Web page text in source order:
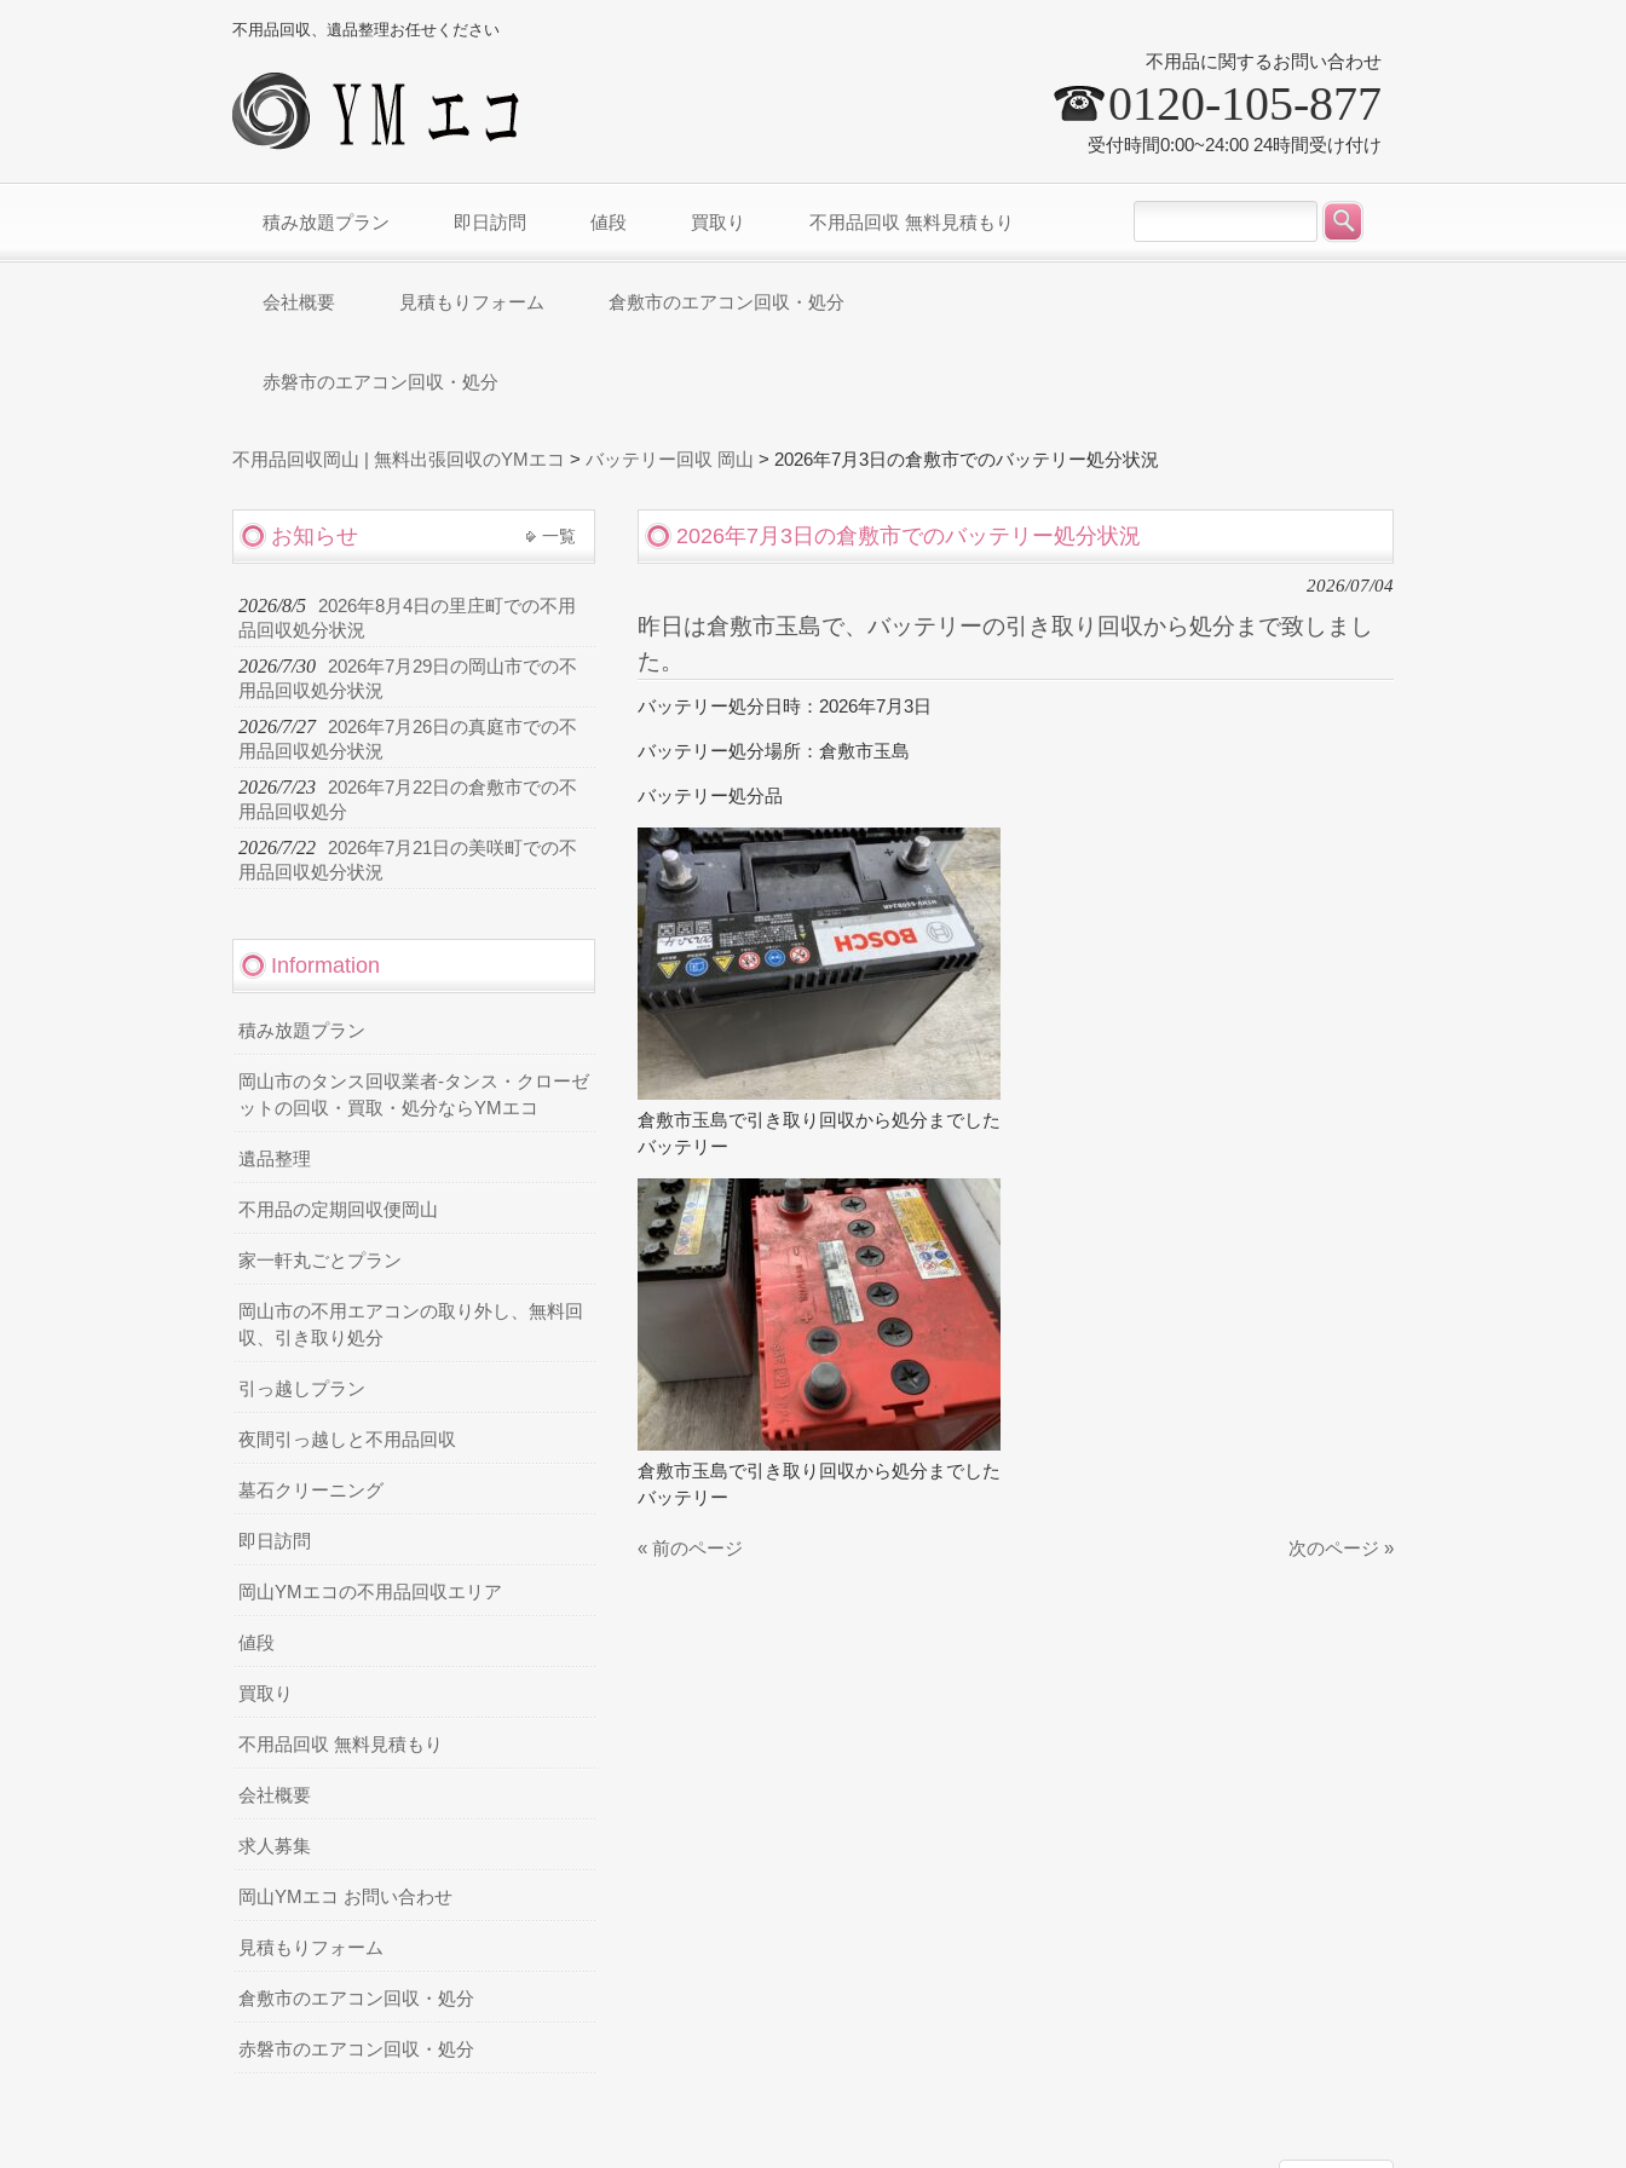
不用品回収、遺品整理お任せください
不用品に関するお問い合わせ
0120-105-877
受付時間0:00~24:00 24時間受け付け
積み放題プラン 即日訪問 値段 買取り 不用品回収 無料見積もり
会社概要 見積もりフォーム 倉敷市のエアコン回収・処分
赤磐市のエアコン回収・処分
不用品回収岡山 | 無料出張回収のYMエコ > バッテリー回収 岡山 > 2026年7月3日の倉敷市でのバッテリー処分状況
2026年7月3日の倉敷市でのバッテリー処分状況
2026/07/04
昨日は倉敷市玉島で、バッテリーの引き取り回収から処分まで致しまし
た。
バッテリー処分日時：2026年7月3日
バッテリー処分場所：倉敷市玉島
バッテリー処分品
倉敷市玉島で引き取り回収から処分までした
バッテリー
倉敷市玉島で引き取り回収から処分までした
バッテリー
« 前のページ 次のページ »
お知らせ 一覧
2026/8/5
2026年8月4日の里庄町での不用
品回収処分状況
2026/7/30
2026年7月29日の岡山市での不
用品回収処分状況
2026/7/27
2026年7月26日の真庭市での不
用品回収処分状況
2026/7/23
2026年7月22日の倉敷市での不
用品回収処分
2026/7/22
2026年7月21日の美咲町での不
用品回収処分状況
Information
積み放題プラン
岡山市のタンス回収業者-タンス・クローゼ
ットの回収・買取・処分ならYMエコ
遺品整理
不用品の定期回収便岡山
家一軒丸ごとプラン
岡山市の不用エアコンの取り外し、無料回
収、引き取り処分
引っ越しプラン
夜間引っ越しと不用品回収
墓石クリーニング
即日訪問
岡山YMエコの不用品回収エリア
値段
買取り
不用品回収 無料見積もり
会社概要
求人募集
岡山YMエコ お問い合わせ
見積もりフォーム
倉敷市のエアコン回収・処分
赤磐市のエアコン回収・処分